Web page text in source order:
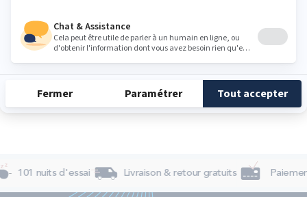
Samedi 10:00 - 12:00 14:00 - 19:00
Dimanche Fermé
101 nuits d'essai Livraison & retour gratuits